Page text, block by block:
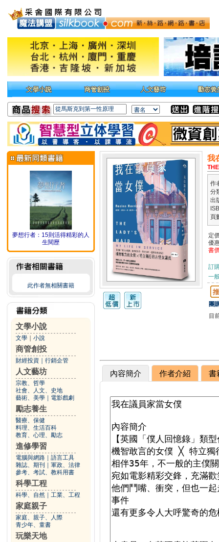
夢想行者：15則活得精彩的人
生閱歷
此作者無相關書籍
文學小說
文學 小說
商管創投
財經投資 行銷企管
人文藝坊
宗教、哲學
社會、人文、史地
藝術、美學
電影戲劇
勵志養生
醫療、保健
料理、生活百科
教育、心理、勵志
進修學習
電腦與網路
語言工具
雜誌、期刊
軍政、法律
參考、考試、教科用書
科學工程
科學、自然 工業、工程
家庭親子
家庭、親子、人際
青少年、童書
玩樂天地
我
作
分
出
頁
定
優
書
訂
一
團
目
內容簡介 作者介紹 書